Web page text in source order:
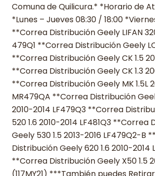
Comuna de Quilicura.* *Horario de
*Lunes – Jueves 08:30 / 18:00
**Correa Distribución Geely LIFAN
479Q1 **Correa Distribución Geely LC
**Correa Distribución Geely CK 1.5
**Correa Distribución Geely CK 1.3
**Correa Distribución Geely MK 1.5L
MR479QA **Correa Distribución
2010-2014 LF479Q3 **Correa
520 1.6 2010-2014 LF481Q3 **Correa
Geely 530 1.5 2013-2016 LF479Q2-B
Distribución Geely 620 1.6 2010-2014
**Correa Distribución Geely X50 1.5
(117MY21) ***También puedes Retirar